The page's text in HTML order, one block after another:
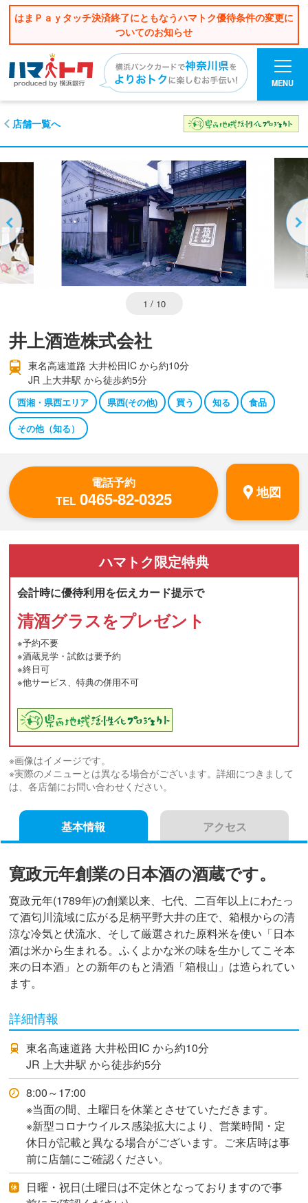
はまＰａｙタッチ決済終了にともなうハマトク優待条件の変更に
ついてのお知らせ
MENU
店舗一覧へ
1 / 10
井上酒造株式会社
東名高速道路 大井松田IC から約10分
JR 上大井駅 から徒歩約5分
西湘・県西エリア 県西(その他) 買う 知る
食品
その他（知る）
電話予約
TEL 0465-82-0325 地図
ハマトク限定特典
会計時に優待利用を伝えカード提示で
清酒グラスをプレゼント
※予約不要
※酒蔵見学・試飲は要予約
※終日可
※他サービス、特典の併用不可
※画像はイメージです。
※実際のメニューとは異なる場合がございます。詳細につきまして
は、各店舗にお問い合わせください。
基本情報 アクセス
寛政元年創業の日本酒の酒蔵です。
寛政元年(1789年)の創業以来、七代、二百年以上にわたっ
て酒匂川流域に広がる足柄平野大井の庄で、箱根からの清
涼な冷気と伏流水、そして厳選された原料米を使い「日本
酒は米から生まれる。ふくよかな米の味を生かしてこそ本
来の日本酒」との新年のもと清酒「箱根山」は造られてい
ます。
詳細情報
東名高速道路 大井松田IC から約10分
JR 上大井駅 から徒歩約5分
8:00～17:00
※当面の間、土曜日を休業とさせていただきます。
※新型コロナウイルス感染拡大により、営業時間・定
休日が記載と異なる場合がございます。ご来店時は事
前に店舗にご確認ください。
日曜・祝日(土曜日は不定休となっておりますので事